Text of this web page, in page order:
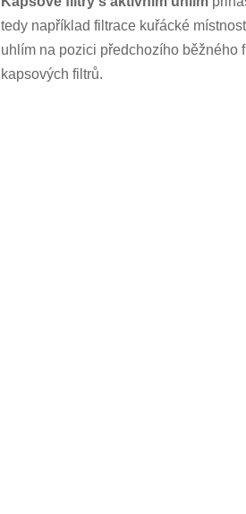
tedy například filtrace kuřácké
uhlím na pozici předchozího běžného
kapsových filtrů.